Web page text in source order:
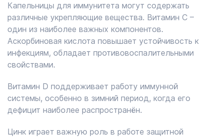
Капельницы для иммунитета могут содержать
различные укрепляющие вещества. Витамин C –
один из наиболее важных компонентов.
Аскорбиновая кислота повышает устойчивость к
инфекциям, обладает противовоспалительными
свойствами.
Витамин D поддерживает работу иммунной
системы, особенно в зимний период, когда его
дефицит наиболее распространён.
Цинк играет важную роль в работе защитной